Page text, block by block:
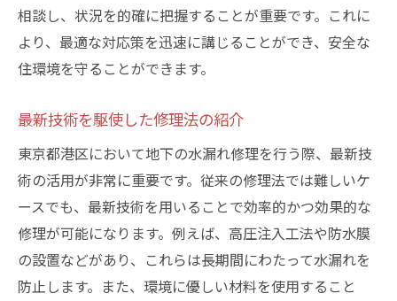
相談し、状況を的確に把握することが重要です。これに
より、最適な対応策を迅速に講じることができ、安全な
住環境を守ることができます。
最新技術を駆使した修理法の紹介
東京都港区において地下の水漏れ修理を行う際、最新技
術の活用が非常に重要です。従来の修理法では難しいケ
ースでも、最新技術を用いることで効率的かつ効果的な
修理が可能になります。例えば、高圧注入工法や防水膜
の設置などがあり、これらは長期間にわたって水漏れを
防止します。また、環境に優しい材料を使用すること